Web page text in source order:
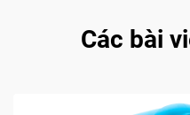
Các bài